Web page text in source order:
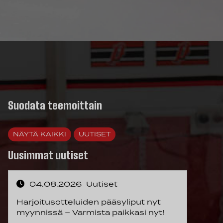
Suodata teemoittain
NÄYTÄ KAIKKI UUTISET
Uusimmat uutiset
04.08.2026 Uutiset
Harjoitusotteluiden pääsyliput nyt
myynnissä – Varmista paikkasi nyt!